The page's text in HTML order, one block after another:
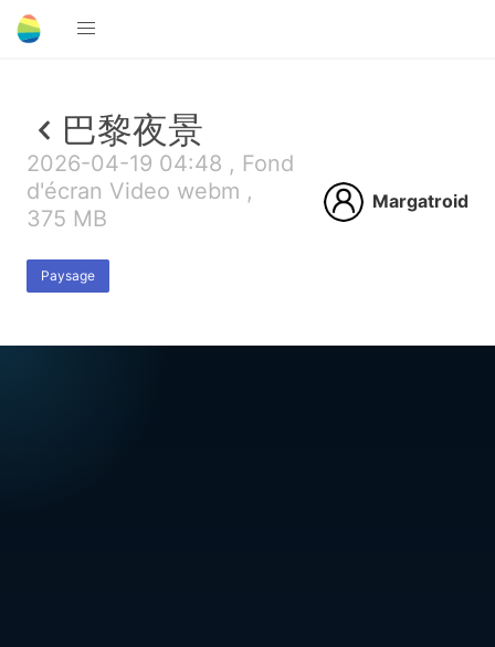
巴黎夜景
2026-04-19 04:48 , Fond
d'écran Video webm ,
375 MB
Paysage
Margatroid